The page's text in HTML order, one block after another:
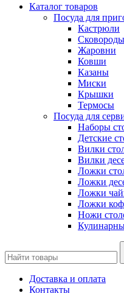
Каталог товаров
Посуда для
Кастрюли
Сковороды
Жаровни
Ковши
Казаны
Миски
Крышки
Термосы
Посуда для
Наборы
Детские
Вилки
Вилки
Ложки
Ложки
Ложки
Ложки
Ножи
Доставка и оплата
Контакты